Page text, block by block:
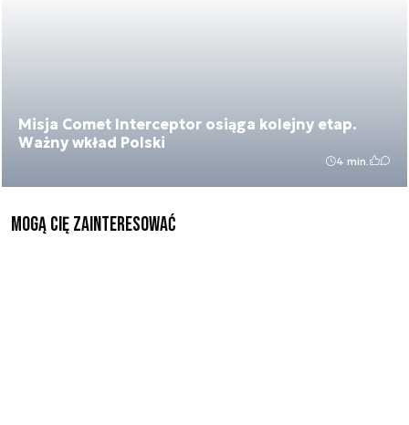
Misja Comet Interceptor osiąga kolejny etap.
Ważny wkład Polski
4 min.
Mogą Cię zainteresować